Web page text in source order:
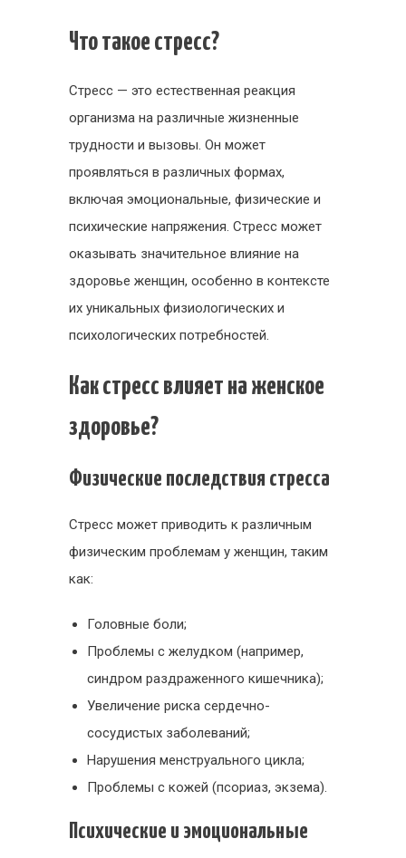
Что такое стресс?
Стресс — это естественная реакция
организма на различные жизненные
трудности и вызовы. Он может
проявляться в различных формах,
включая эмоциональные, физические и
психические напряжения. Стресс может
оказывать значительное влияние на
здоровье женщин, особенно в контексте
их уникальных физиологических и
психологических потребностей.
Как стресс влияет на женское
здоровье?
Физические последствия стресса
Стресс может приводить к различным
физическим проблемам у женщин, таким
как:
Головные боли;
Проблемы с желудком (например,
синдром раздраженного кишечника);
Увеличение риска сердечно-
сосудистых заболеваний;
Нарушения менструального цикла;
Проблемы с кожей (псориаз, экзема).
Психические и эмоциональные